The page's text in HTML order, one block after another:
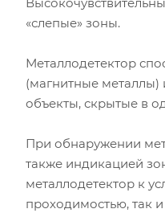
«слепые» зоны.
Металлодетектор
(магнитные металлы)
объекты, скрытые в
При обнаружении
также индикацией
металлодетектор к
проходимостью, так